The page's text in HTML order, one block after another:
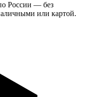
России — без
или картой.